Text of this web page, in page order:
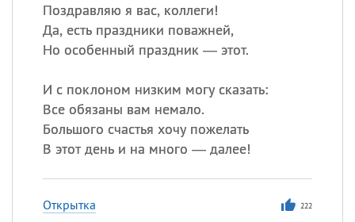
Поздравляю я вас, коллеги!
Да, есть праздники поважней,
Но особенный праздник — этот.
И с поклоном низким могу сказать:
Все обязаны вам немало.
Большого счастья хочу пожелать
В этот день и на много — далее!
Открытка 222